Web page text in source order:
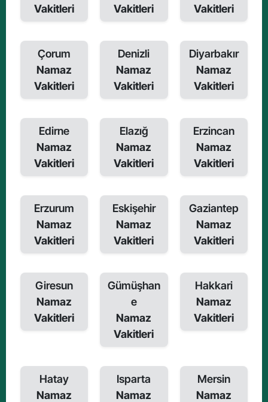
Vakitleri
Vakitleri
Vakitleri
Çorum
Namaz
Vakitleri
Denizli
Namaz
Vakitleri
Diyarbakır
Namaz
Vakitleri
Edirne
Namaz
Vakitleri
Elazığ
Namaz
Vakitleri
Erzincan
Namaz
Vakitleri
Erzurum
Namaz
Vakitleri
Eskişehir
Namaz
Vakitleri
Gaziantep
Namaz
Vakitleri
Giresun
Namaz
Vakitleri
Gümüşhan
e
Namaz
Vakitleri
Hakkari
Namaz
Vakitleri
Hatay
Namaz
Isparta
Namaz
Mersin
Namaz